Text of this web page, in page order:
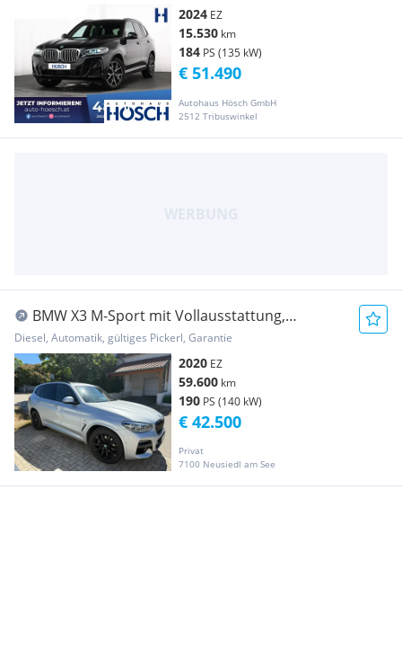
2024 EZ
15.530 km
184 PS (135 kW)
Autohaus Hösch GmbH
2512 Tribuswinkel
€ 51.490
BMW X3 M-Sport mit Vollausstattung,
Panorama etc.
Diesel, Automatik, gültiges Pickerl, Garantie
2020 EZ
59.600 km
190 PS (140 kW)
Privat
7100 Neusiedl am See
€ 42.500